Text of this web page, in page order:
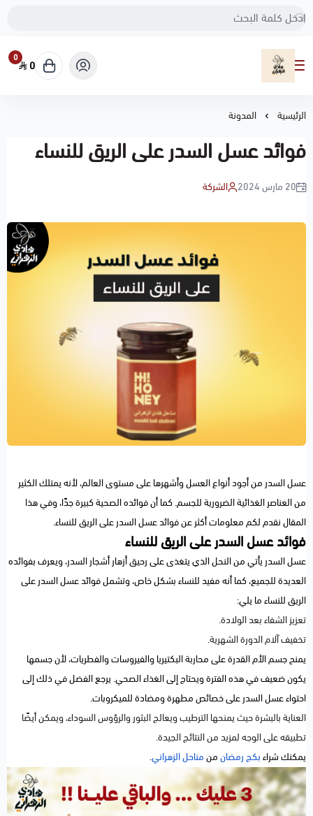
مناحل هادي الزهراني
0
0
الرئيسية المدونة
فوائد عسل السدر على الريق للنساء
20 مارس 2024 الشركة
عسل السدر من أجود أنواع العسل وأشهرها على مستوى العالم، لأنه يمتلك الكثير
من العناصر الغذائية الضرورية للجسم. كما أن فوائده الصحية كبيرة جدًا، وفي هذا
المقال نقدم لكم معلومات أكثر عن فوائد عسل السدر على الريق للنساء.
فوائد عسل السدر على الريق للنساء
عسل السدر يأتي من النحل الذي يتغذى على رحيق أزهار أشجار السدر، ويعرف بفوائده
العديدة للجميع، كما أنه مفيد للنساء بشكل خاص، وتشملفوائد عسل السدر على
الريق للنساء ما يلي:
تعزيز الشفاء بعد الولادة.
تخفيف آلام الدورة الشهرية.
يمنح جسم الأم القدرة على محاربة البكتيريا والفيروسات والفطريات، لأن جسمها
يكون ضعيف في هذه الفترة ويحتاج إلى الغذاء الصحي. يرجع الفضل في ذلك إلى
احتواء عسل السدر على خصائص مطهرة ومضادة للميكروبات.
العناية بالبشرة حيث يمنحها الترطيب ويعالج البثور والرؤوس السوداء، ويمكن أيضًا
تطبيقه على الوجه لمزيد من النتائج الجيدة.
يمكنك شراءبكج رمضانمنمناحل الزهراني.